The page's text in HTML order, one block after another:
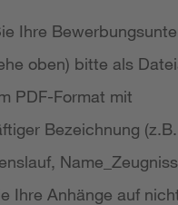
Ihre
oben) bitte als
PDF-Format mit
Bezeichnung (z.B.
Ihre Anhänge auf